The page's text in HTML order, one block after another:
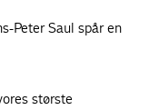
Peter Saul spår en
største